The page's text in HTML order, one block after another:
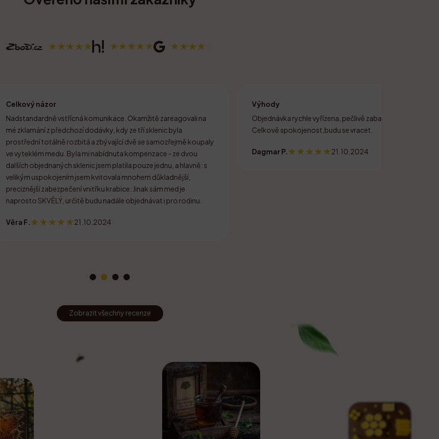
Celkový názor
Nadstandardně vstřícná komunikace. Okamžitě zareagovali na
mé zklamání z předchozí dodávky, kdy ze tří sklenic byla
prostřední totálně rozbitá a zbývající dvě se samozřejmě koupaly
ve vyteklém medu. Byla mi nabídnuta kompenzace - ze dvou
dalších objednaných sklenic jsem platila pouze jednu, a hlavně: s
velikým uspokojením jsem kvitovala mnohem důkladnější,
preciznější zabezpečení vnitřku krabice. Jinak sám med je
naprosto SKVĚLÝ, určitě budu nadále objednávat i pro rodinu.
Věra F. 21.10.2024
Výhody
Objednávka rychle vyřízena, pečlivě zabalená,med dobrý
Celkově spokojenost,budu se vracet.
Dagmar P. 21.10.2024
Zobrazit všechny recenze